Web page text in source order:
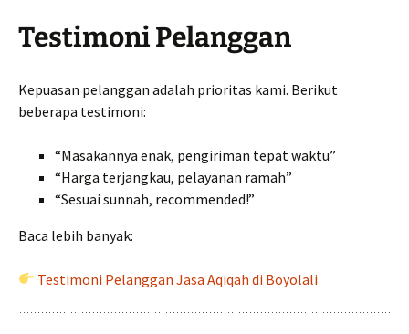
Testimoni Pelanggan
Kepuasan pelanggan adalah prioritas kami. Berikut
beberapa testimoni:
“Masakannya enak, pengiriman tepat waktu”
“Harga terjangkau, pelayanan ramah”
“Sesuai sunnah, recommended!”
Baca lebih banyak:
Testimoni Pelanggan Jasa Aqiqah di Boyolali